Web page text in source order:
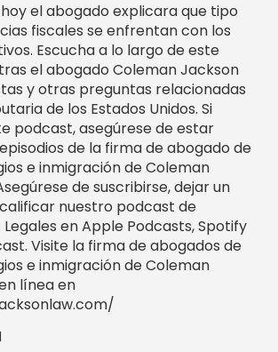
el abogado explicara que tipo
fiscales se enfrentan con los
Escucha a lo largo de este
el abogado Coleman Jackson
y otras preguntas relacionadas
de los Estados Unidos. Si
podcast, asegúrese de estar
de la firma de abogado de
e inmigración de Coleman
de suscribirse, dejar un
nuestro podcast de
en Apple Podcasts, Spotify
Visite la firma de abogados de
e inmigración de Coleman
línea en